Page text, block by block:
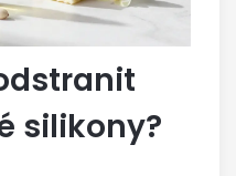
silikony?